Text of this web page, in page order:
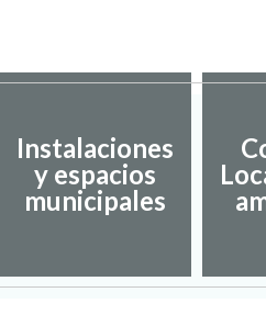
Instalaciones
y espacios
municipales